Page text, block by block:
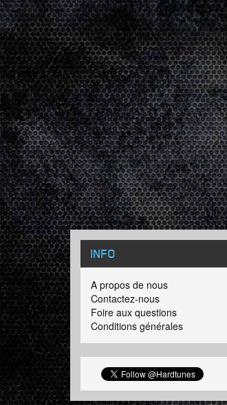
INFO
A propos de nous
Contactez-nous
Foire aux questions
Conditions générales